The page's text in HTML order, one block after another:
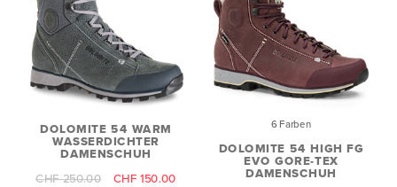
DOLOMITE 54 WARM
WASSERDICHTER
DAMENSCHUH
CHF 250.00
CHF 150.00
6 Farben
DOLOMITE 54 HIGH FG
EVO GORE-TEX
DAMENSCHUH